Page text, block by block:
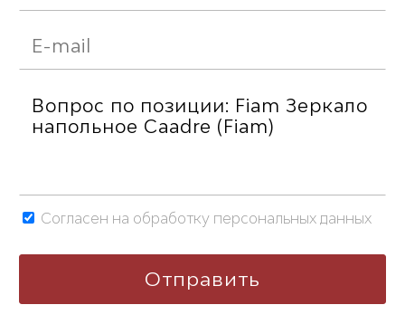
Согласен на обработку персональных данных